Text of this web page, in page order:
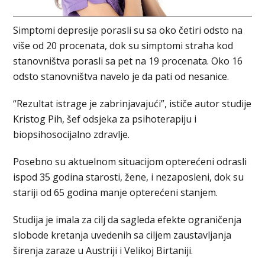
Simptomi depresije porasli su sa oko četiri odsto na
više od 20 procenata, dok su simptomi straha kod
stanovništva porasli sa pet na 19 procenata. Oko 16
odsto stanovništva navelo je da pati od nesanice.
“Rezultat istrage je zabrinjavajući”, ističe autor studije
Kristog Pih, šef odsjeka za psihoterapiju i
biopsihosocijalno zdravlje.
Posebno su aktuelnom situacijom opterećeni odrasli
ispod 35 godina starosti, žene, i nezaposleni, dok su
stariji od 65 godina manje opterećeni stanjem.
Studija je imala za cilj da sagleda efekte ograničenja
slobode kretanja uvedenih sa ciljem zaustavljanja
širenja zaraze u Austriji i Velikoj Birtaniji.